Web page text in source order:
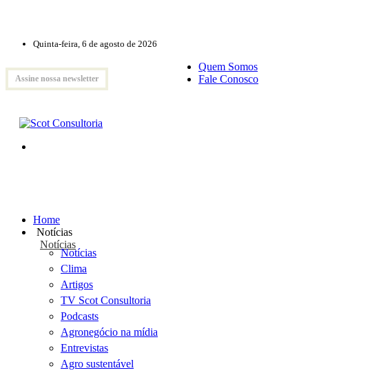
Quinta-feira, 6 de agosto de 2026
Assine nossa newsletter
Quem Somos
Fale Conosco
Home
Notícias
Notícias
Notícias
Clima
Artigos
TV Scot Consultoria
Podcasts
Agronegócio na mídia
Entrevistas
Agro sustentável